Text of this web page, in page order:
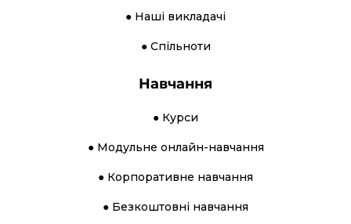
● Наші викладачі
● Спільноти
Навчання
● Курси
● Модульне онлайн-навчання
● Корпоративне навчання
● Безкоштовні навчання